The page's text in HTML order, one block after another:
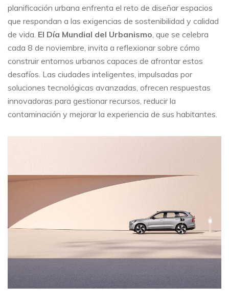
planificación urbana enfrenta el reto de diseñar espacios
que respondan a las exigencias de sostenibilidad y calidad
de vida. El Día Mundial del Urbanismo , que se celebra
cada 8 de noviembre, invita a reflexionar sobre cómo
construir entornos urbanos capaces de afrontar estos
desafíos. Las ciudades inteligentes, impulsadas por
soluciones tecnológicas avanzadas, ofrecen respuestas
innovadoras para gestionar recursos, reducir la
contaminación y mejorar la experiencia de sus habitantes.